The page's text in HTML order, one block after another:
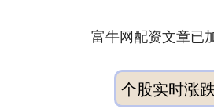
富牛网配资文章已
个股实时涨